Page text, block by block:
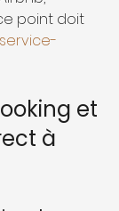
point doit
service-
et
à